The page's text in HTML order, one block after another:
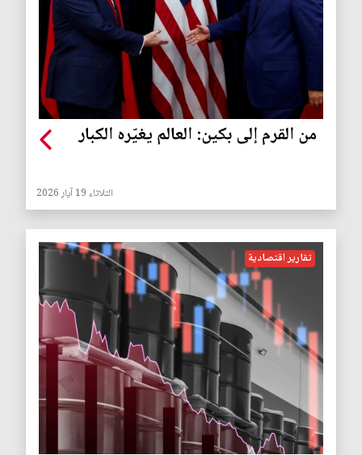
من القرم إلى بكين: العالم يغيّره الكبار
الثلاثاء 19 آيار 2026
تقارير اقتصادية